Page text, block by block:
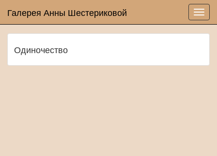
Галерея Анны Шестериковой
Одиночество